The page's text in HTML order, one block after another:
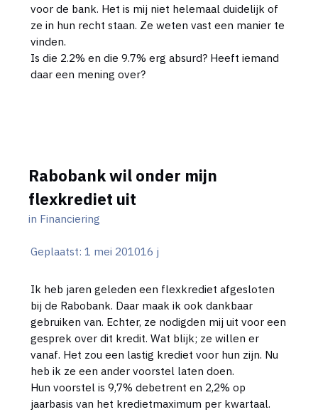
voor de bank. Het is mij niet helemaal duidelijk of
ze in hun recht staan. Ze weten vast een manier te
vinden.
Is die 2.2% en die 9.7% erg absurd? Heeft iemand
daar een mening over?
Rabobank wil onder mijn
flexkrediet uit
in Financiering
Geplaatst: 1 mei 201016 j
Ik heb jaren geleden een flexkrediet afgesloten
bij de Rabobank. Daar maak ik ook dankbaar
gebruiken van. Echter, ze nodigden mij uit voor een
gesprek over dit kredit. Wat blijk; ze willen er
vanaf. Het zou een lastig krediet voor hun zijn. Nu
heb ik ze een ander voorstel laten doen.
Hun voorstel is 9,7% debetrent en 2,2% op
jaarbasis van het kredietmaximum per kwartaal.